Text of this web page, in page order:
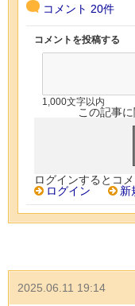
コメント 20件
コメントを投稿する
1,000文字以内
この記事
ログインするとコ
ログイン
新
2025.06.11 19:14